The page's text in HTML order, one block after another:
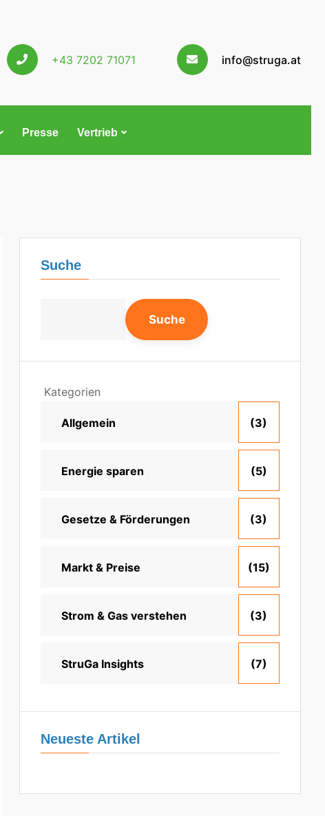
+43 7202 71071 info@struga.at
Presse Vertrieb
Suche
Suche
Kategorien
Allgemein (3)
Energie sparen (5)
Gesetze & Förderungen (3)
Markt & Preise (15)
Strom & Gas verstehen (3)
StruGa Insights (7)
Neueste Artikel